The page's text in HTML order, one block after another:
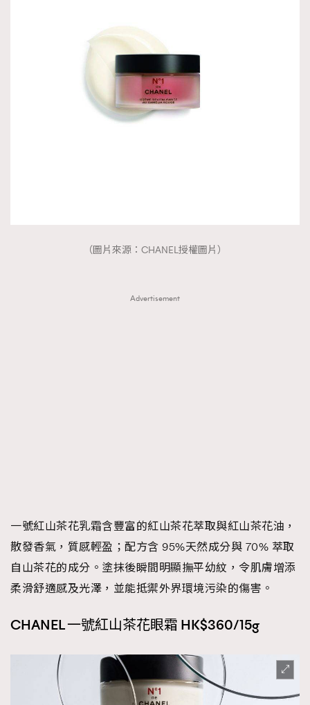
（圖片來源：CHANEL授權圖片）
Advertisement
一號紅山茶花乳霜含豐富的紅山茶花萃取與紅山茶花油，
散發香氣，質感輕盈；配方含 95%天然成分與 70% 萃取
自山茶花的成分。塗抹後瞬間明顯撫平幼紋，令肌膚增添
柔滑舒適感及光澤，並能抵禦外界環境污染的傷害。
CHANEL 一號紅山茶花眼霜 HK$360/15g